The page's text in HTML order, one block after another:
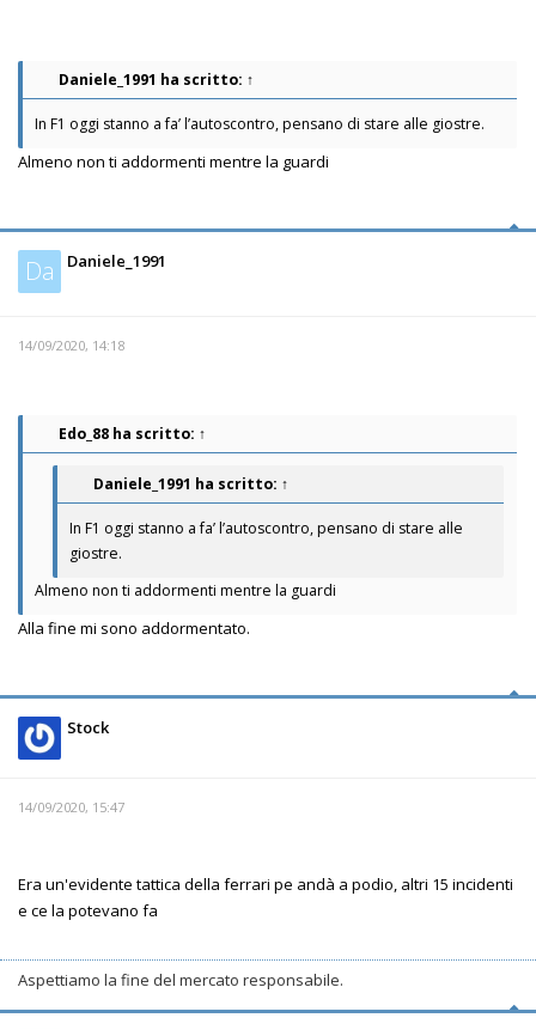
Daniele_1991 ha scritto: ↑
In F1 oggi stanno a fa’ l’autoscontro, pensano di stare alle giostre.
Almeno non ti addormenti mentre la guardi
Da Daniele_1991
14/09/2020, 14:18
Edo_88 ha scritto: ↑
Daniele_1991 ha scritto: ↑
In F1 oggi stanno a fa’ l’autoscontro, pensano di stare alle
giostre.
Almeno non ti addormenti mentre la guardi
Alla fine mi sono addormentato.
Stock
14/09/2020, 15:47
Era un'evidente tattica della ferrari pe andà a podio, altri 15 incidenti
e ce la potevano fa
Aspettiamo la fine del mercato responsabile.